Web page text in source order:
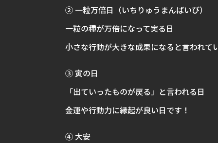
② 一粒万倍日（いちりゅうまんばいび）
一粒の種が万倍になって実る日
小さな行動が大きな成果になると言われて
③ 寅の日
「出ていったものが戻る」と言われる日
金運や行動力に縁起が良い日です！
④ 大安